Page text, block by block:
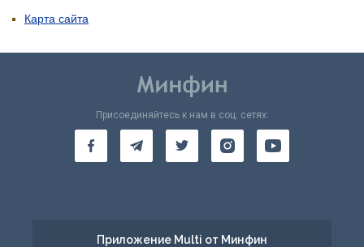
Карта сайта
Присоединяйтесь к нам в соц. сетях:
Приложение Multi от Минфин